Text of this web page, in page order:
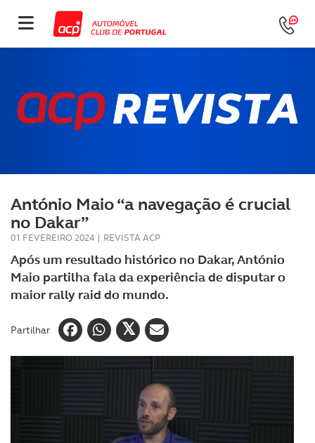
António Maio “a navegação é crucial
no Dakar”
01 FEVEREIRO 2024 | REVISTA ACP
Após um resultado histórico no Dakar, António
Maio partilha fala da experiência de disputar o
maior rally raid do mundo.
Partilhar